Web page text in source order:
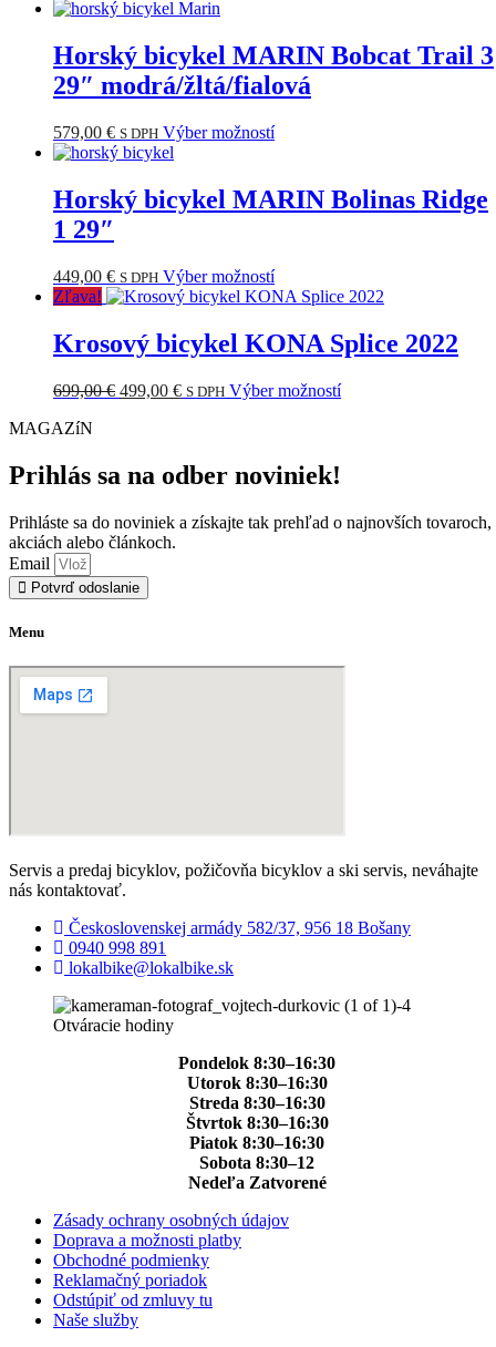
viacero
variantov.
Možnosti
môžete
vybrať
stránke
produktu.
Horský bicykel MARIN Bobcat Trail 3
29″ modrá/žltá/fialová
579,00 € S DPH Výber možnostíTento
viacero
variantov.
môžete
vybrať
na
stránke
produktu.
Horský bicykel MARIN Bolinas Ridge
1 29″
449,00 € S DPH Výber možnostíTento
produkt
viacero
variantov.
si
stránke
Zľava!
Krosový bicykel KONA Splice 2022
699,00€ Pôvodná
499,00 €Aktuálna
S DPH Výber možnostíTento
môžete
MAGAZíN
Prihlás sa na odber noviniek!
Prihláste sa do noviniek a získajte tak prehľad o najnovších tovaroch,
akciách alebo článkoch.
Email
Potvrď odoslanie
Menu
Servis a predaj bicyklov, požičovňa bicyklov a ski servis, neváhajte
nás kontaktovať.
Československej armády 582/37, 956 18 Bošany
0940 998 891
lokalbike@lokalbike.sk
Otváracie hodiny
Pondelok 8:30–16:30
Utorok 8:30–16:30
Streda 8:30–16:30
Štvrtok 8:30–16:30
Piatok 8:30–16:30
Sobota 8:30–12
Nedeľa Zatvorené
Zásady ochrany osobných údajov
Doprava a možnosti platby
Obchodné podmienky
Reklamačný poriadok
Odstúpiť od zmluvy tu
Naše služby